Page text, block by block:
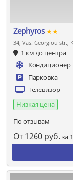
Zephyros ★★
34, Vas. Georgiou str.,
1 км до центра
Кондиционер
Парковка
Телевизор
Низкая цена
По отзывам
От 1260 руб. за